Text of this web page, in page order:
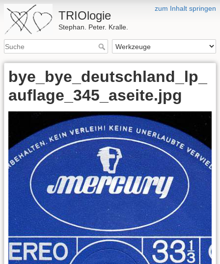
zum Inhalt springen
TRIOlogie
Stephan. Peter. Kralle.
bye_bye_deutschland_lp_
auflage_345_aseite.jpg